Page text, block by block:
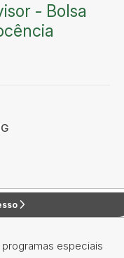
- Bolsa
arrow_forward_ios
especiais